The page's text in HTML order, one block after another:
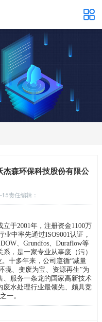
森环保科技股份有限公
15责任编辑：
于2001年，注册资金1100万
中率先通过ISO9001认证，
、Grundfos、Duraflow等
，是一家专业从事废（污）
十多年来，公司遵循“减量
境、变废为宝、资源再生”为
、服务一条龙的国家高新技术
废水处理行业最领先、颇具竞
一。